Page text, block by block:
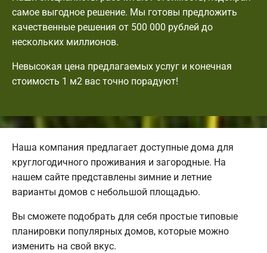
самое выгодное решение. Мы готовы предложить
качественные решения от 500 000 рублей до
нескольких миллионов.
Невысокая цена предлагаемых услуг и конечная
стоимость 1 м2 вас точно порадуют!
Наша компания предлагает доступные дома для
круглогодичного проживания и загородные. На
нашем сайте представлены зимние и летние
варианты домов с небольшой площадью.
Вы сможете подобрать для себя простые типовые
планировки популярных домов, которые можно
изменить на свой вкус.